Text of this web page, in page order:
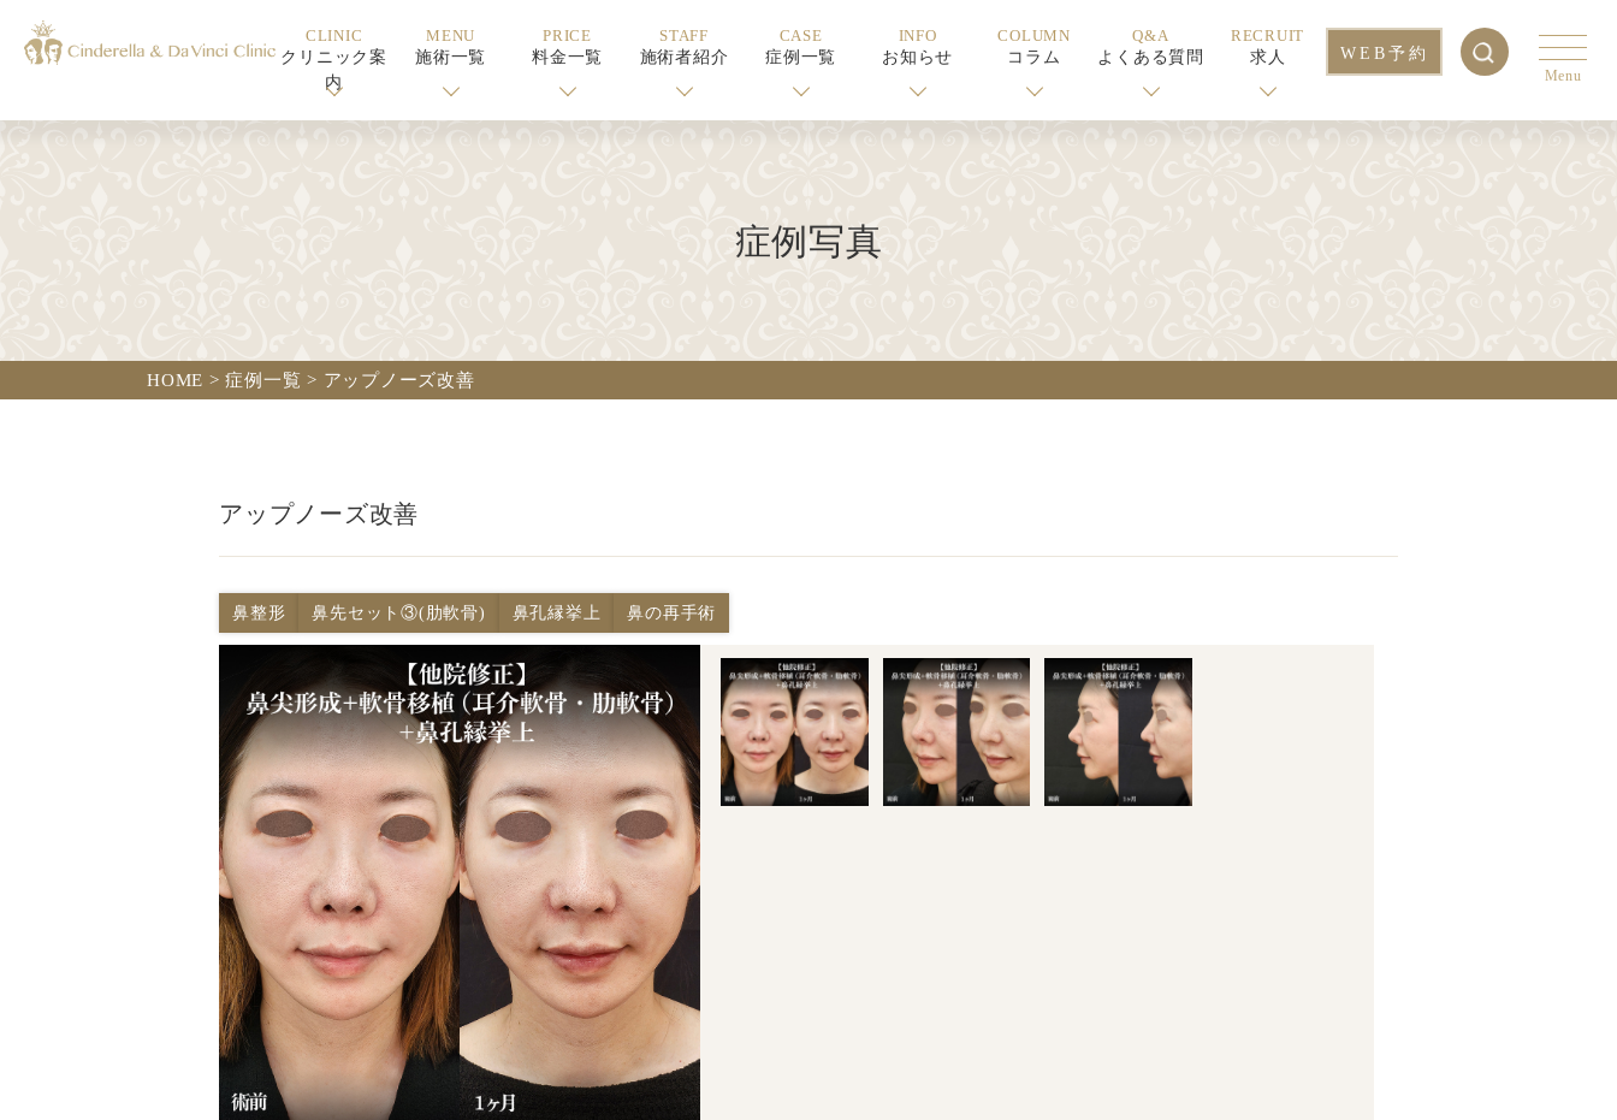
CLINIC
クリニック案
内
MENU
施術一覧
PRICE
料金一覧
STAFF
施術者紹介
CASE
症例一覧
INFO
お知らせ
COLUMN
コラム
Q&A
よくある質問
RECRUIT
求人
WEB予約
Menu
症例写真
HOME >症例一覧 > アップノーズ改善
アップノーズ改善
鼻整形 鼻先セット③(肋軟骨) 鼻孔縁挙上 鼻の再手術